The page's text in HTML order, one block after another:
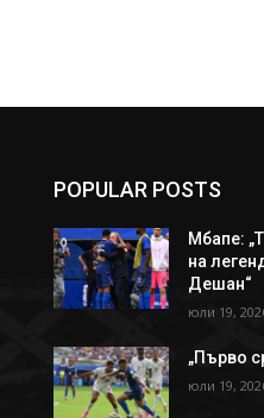
POPULAR POSTS
Мбапе:
на
Дешан“
юли 19,
„Първо
юли 19,